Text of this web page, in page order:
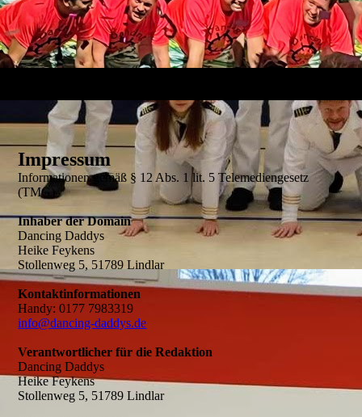
Impressum
Informationen gemäß § 12 Abs. 1 lit. 5 Telemediengesetz
(TMG)
Inhaber der Domain
Dancing Daddys
Heike Feykens
Stollenweg 5, 51789 Lindlar
Kontaktinformationen
Handy: 0177 7983319
info@dancing-daddys.de
Verantwortlicher für die Redaktion
Dancing Daddys
Heike Feykens
Stollenweg 5, 51789 Lindlar